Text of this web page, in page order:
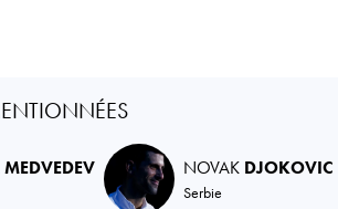
MEDVEDEV NOVAK DJOKOVIC
Serbie